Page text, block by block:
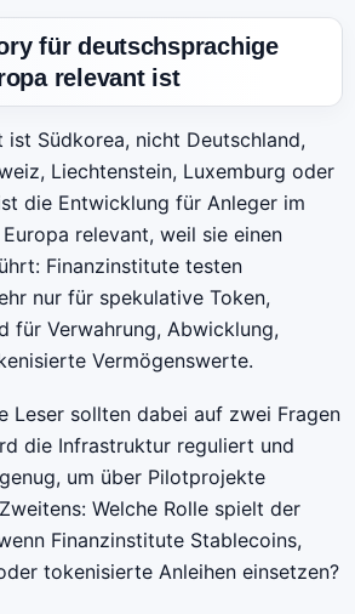
für deutschsprachige
relevant ist
Südkorea, nicht Deutschland,
Liechtenstein, Luxemburg oder
die Entwicklung für Anleger im
relevant, weil sie einen
Finanzinstitute testen
nur für spekulative Token,
für Verwahrung, Abwicklung,
Vermögenswerte.
Leser sollten dabei auf zwei Fragen
die Infrastruktur reguliert und
um über Pilotprojekte
Welche Rolle spielt der
Finanzinstitute Stablecoins,
tokenisierte Anleihen einsetzen?